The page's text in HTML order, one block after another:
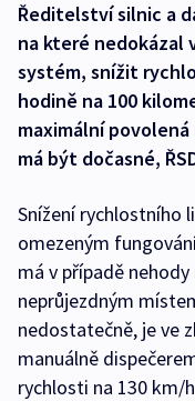
Ředitelství silnic a
na které nedokázal
systém, snížit
hodině na 100
maximální
má být dočasné,
Snížení rychlostního
omezeným
má v případě
neprůjezdným
nedostatečně, je ve
manuálně
rychlosti na 130 km/